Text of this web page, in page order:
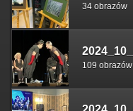
34 obrazów
109 obrazów